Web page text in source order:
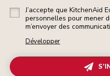
J’accepte que KitchenAid
personnelles pour mener
m’envoyer des
Développer